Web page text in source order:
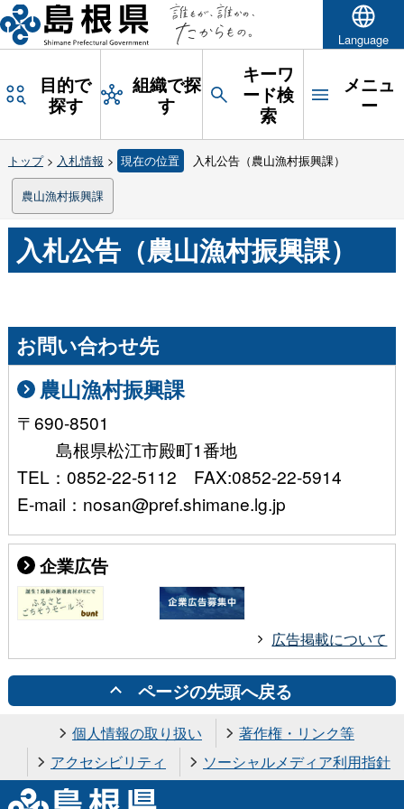
Language
目的で
探す
組織で探
す
キーワ
ード検
索
メニュ
ー
トップ> 入札情報 > 現在の位置 入札公告（農山漁村振興課）
農山漁村振興課
入札公告（農山漁村振興課）
お問い合わせ先
農山漁村振興課
〒690-8501
島根県松江市殿町1番地
TEL：0852-22-5112 FAX:0852-22-5914
E-mail：nosan@pref.shimane.lg.jp
企業広告
広告掲載について
ページの先頭へ戻る
個人情報の取り扱い
著作権・リンク等
アクセシビリティ
ソーシャルメディア利用指針